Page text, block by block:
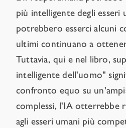
più intelligente degli esseri
potrebbero esserci alcuni
ultimi continuano a
Tuttavia, qui e nel libro,
intelligente dell'uomo"
confronto equo su
complessi, l'IA otterrebbe
agli esseri umani più